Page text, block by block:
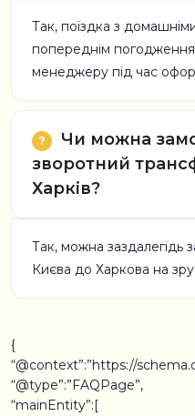
Так, поїздка з
попереднім
менеджеру під час
Чи можна
зворотний
Харків?
Так, можна заздалегідь
Києва до Харкова на
{
“@context”:”https://
“@type”:”FAQPage”,
“mainEntity”:[